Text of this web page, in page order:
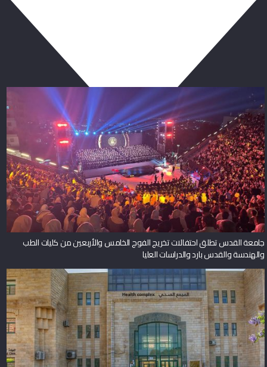
جامعة القدس تطلق احتفالات تخريج الفوج الخامس والأربعين من كليات الطب
والهندسة والقدس بارد والدراسات العليا